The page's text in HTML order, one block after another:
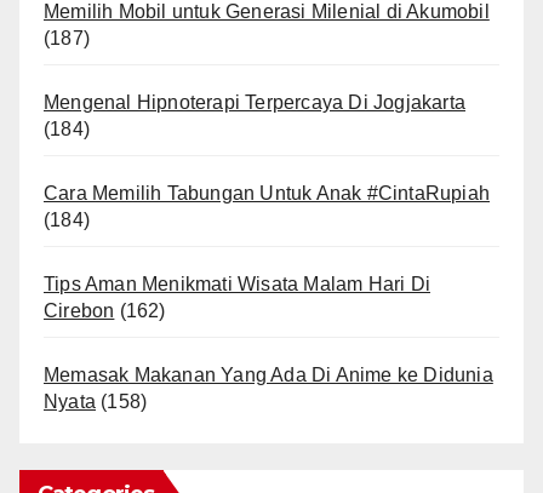
Memilih Mobil untuk Generasi Milenial di Akumobil
(187)
Mengenal Hipnoterapi Terpercaya Di Jogjakarta
(184)
Cara Memilih Tabungan Untuk Anak #CintaRupiah
(184)
Tips Aman Menikmati Wisata Malam Hari Di
Cirebon (162)
Memasak Makanan Yang Ada Di Anime ke Didunia
Nyata (158)